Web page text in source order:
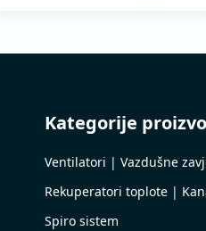
Kategorije
Ventilatori | Vazdušne
Rekuperatori toplote |
Spiro sistem